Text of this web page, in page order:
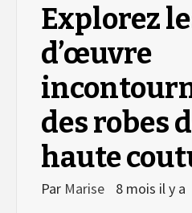
Explorez
d’œuvre
des robes
haute
Par Marise 8 mois il y a